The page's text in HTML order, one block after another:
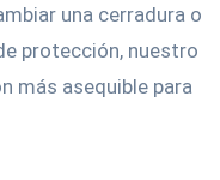
una cerradura o
protección, nuestro
más asequible para